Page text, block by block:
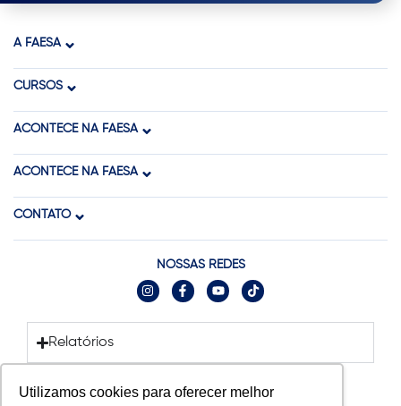
Utilizamos cookies para oferecer melhor
A FAESA
CURSOS
ACONTECE NA FAESA
ACONTECE NA FAESA
CONTATO
NOSSAS REDES
Relatórios